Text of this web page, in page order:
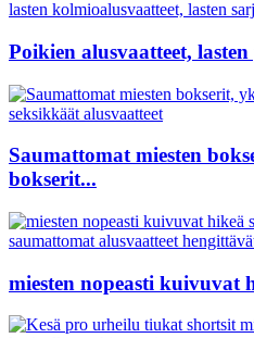
Poikien alusvaatteet,
Saumattomat miesten
bokserit...
miesten nopeasti kuivuvat